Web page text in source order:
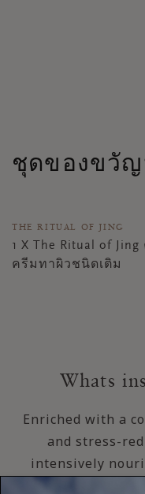
ชุดของขวั
THE RITUAL OF JING
1 X The Ritual of
ครีมทาผิวชนิดเติม
Whats
Enriched with a
and stress-
intensively